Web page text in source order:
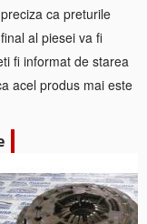
ca preturile
al piesei va fi
fi informat de starea
acel produs mai este